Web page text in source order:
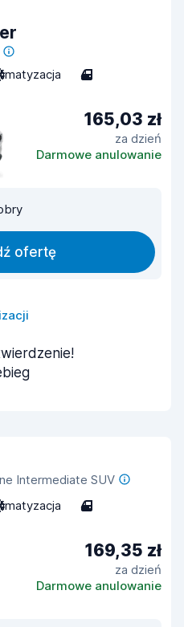
4
165,03 zł
za dzień
Darmowe anulowanie
ofertę
Intermediate SUV
4
169,35 zł
za dzień
Darmowe anulowanie